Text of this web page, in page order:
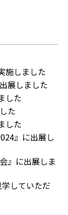
施しました
展しました
した
た
した
』に出展し
』に出展しま
していただ